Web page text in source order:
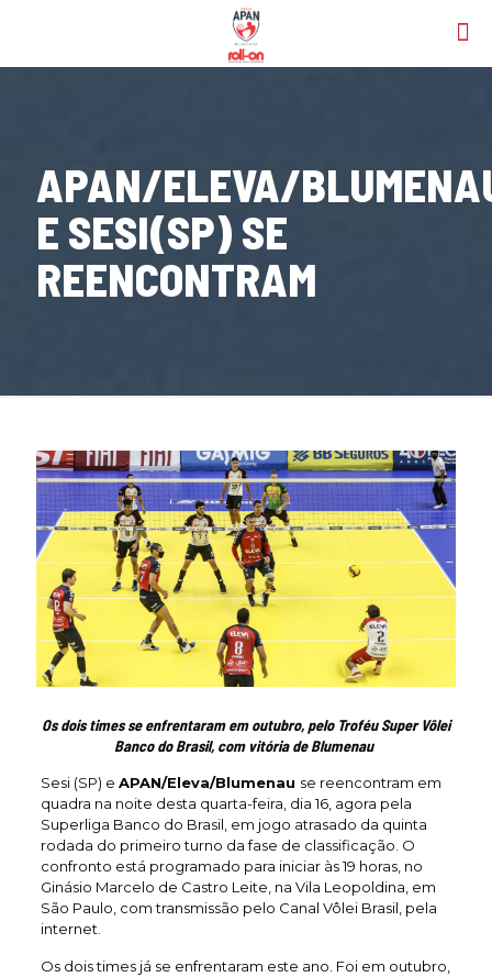
APAN/ELEVA/
E SESI(SP) SE
REENCONTRAM
Os dois times se enfrentaram em outubro, pelo Troféu Super Vôlei
Banco do Brasil, com vitória de Blumenau
Sesi (SP) e APAN/Eleva/Blumenau se reencontram em
quadra na noite desta quarta-feira, dia 16, agora pela
Superliga Banco do Brasil, em jogo atrasado da quinta
rodada do primeiro turno da fase de classificação. O
confronto está programado para iniciar às 19 horas, no
Ginásio Marcelo de Castro Leite, na Vila Leopoldina, em
São Paulo, com transmissão pelo Canal Vôlei Brasil, pela
internet.
Os dois times já se enfrentaram este ano. Foi em outubro,